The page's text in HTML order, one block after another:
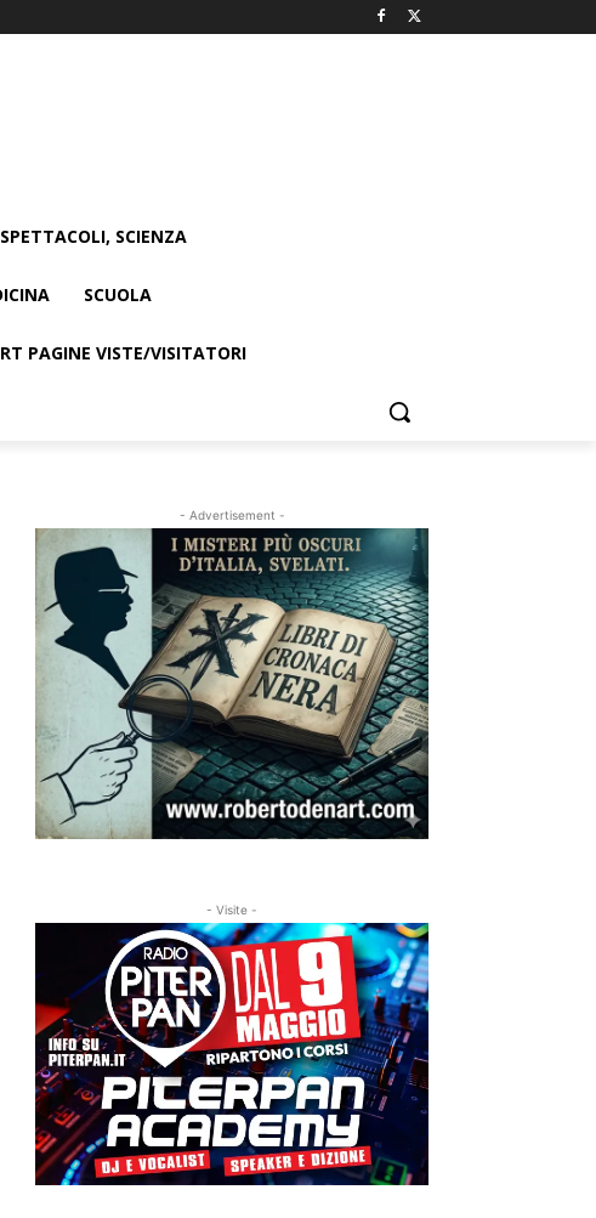
SCIENZA
SCUOLA
PAGINE VISTE/VISITATORI
- Advertisement -
- Visite -